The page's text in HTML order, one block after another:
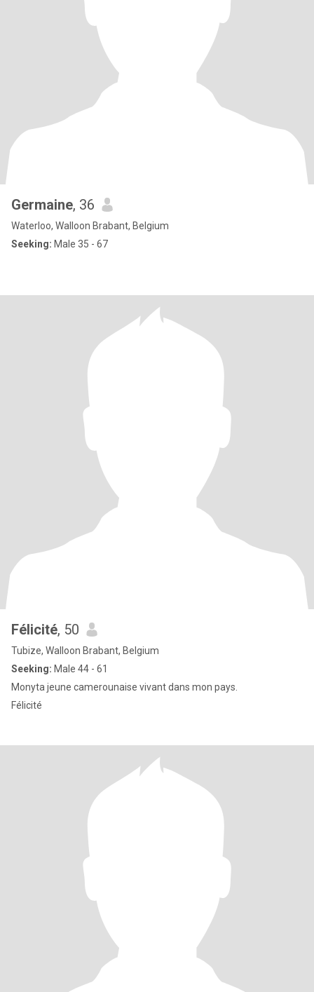
Germaine, 36
Waterloo, Walloon Brabant, Belgium
Seeking: Male 35 - 67
Félicité, 50
Tubize, Walloon Brabant, Belgium
Seeking: Male 44 - 61
Monyta jeune camerounaise vivant dans mon pays.
Félicité